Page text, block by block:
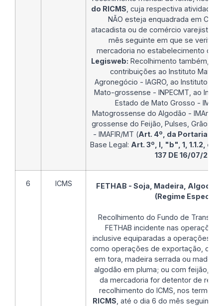
do RICMS , cuja respectiva atividade
NÃO esteja enquadrada em
atacadista ou de comércio varejista,
mês seguinte em que se
mercadoria no estabelecimento do
Legisweb: Recolhimento também,
contribuições ao Instituto Mato-
Agronegócio - IAGRO, ao Instituto da
Mato-grossense - INPECMT, ao
Estado de Mato Grosso -
Matogrossense do Algodão - IMAmt
grossense do Feijão, Pulses, Grãos
- IMAFIR/MT (Art. 4º, da Portaria
Base Legal: Art. 3º, I, "b", 1, 1.1.2, da
137 DE 16/07/2021
6 ICMS
FETHAB - Soja, Madeira,
(Regime Especial)
Recolhimento do Fundo de
FETHAB incidente nas operações
inclusive equiparadas a operações
como operações de exportação, com
em tora, madeira serrada ou
algodão em pluma; ou com feijão,
da mercadoria for detentor de
recolhimento do ICMS, nos termos
RICMS , até o dia 6 do mês seguinte